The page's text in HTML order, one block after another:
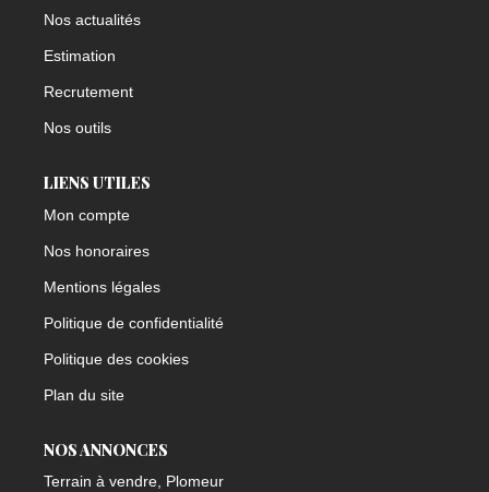
Nos actualités
Estimation
Recrutement
Nos outils
LIENS UTILES
Mon compte
Nos honoraires
Mentions légales
Politique de confidentialité
Politique des cookies
Plan du site
NOS ANNONCES
Terrain à vendre, Plomeur